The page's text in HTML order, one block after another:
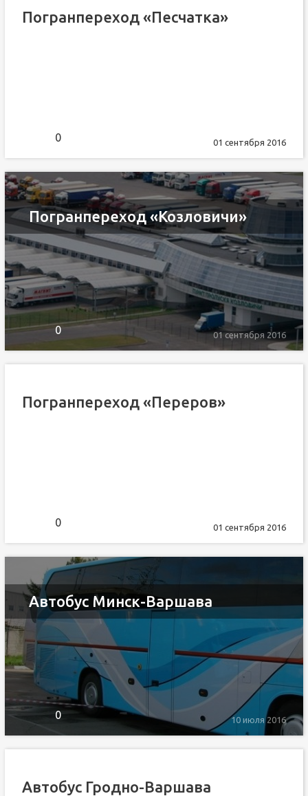
Погранпереход «Песчатка»
0 01 сентября 2016
Погранпереход «Козловичи»
0 01 сентября 2016
Погранпереход «Переров»
0 01 сентября 2016
Автобус Минск-Варшава
0 10 июля 2016
Автобус Гродно-Варшава